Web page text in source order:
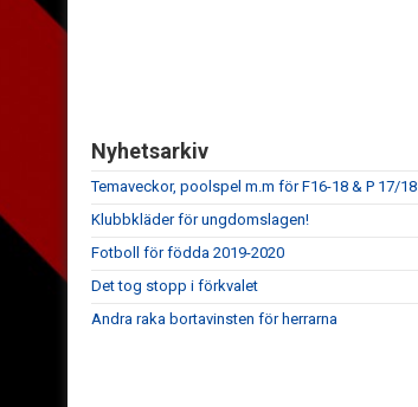
Nyhetsarkiv
Temaveckor, poolspel m.m för F16-18 & P 17/18
Klubbkläder för ungdomslagen!
Fotboll för födda 2019-2020
Det tog stopp i förkvalet
Andra raka bortavinsten för herrarna